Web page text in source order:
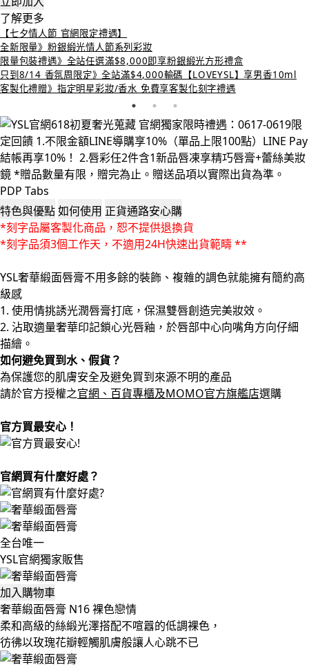
了解更多
【七夕情人節 官網限定禮遇】
全新限量》粉銀緞光情人節系列彩妝
限量包裝禮遇》全站任選滿$8,000即享粉銀緞光方形禮盒
只到8/14 香氛周限定》全站滿$4,000輸碼【LOVEYSL】享男香10ml
客製化禮贈》指定明星彩妝/香水 免費享客製化刻字禮遇
PDP Tabs
特色與優點如何使用 正貨通路安心購
*刻字品屬客製化商品，恕不提供退換貨
*刻字品須3個工作天，不適用24H快速出貨範疇 **
YSL奢華緞面唇膏不用多餘的裝飾、複雜的調色就能擁有簡約高
級感
1. 使用情挑誘光潤唇膏打底，保濕雙唇創造完美妝效。
2. 沾取適量奢華印記鎖心光唇釉，於唇部中心向嘴角方向仔細
描繪。
如何避免買到水、假貨？
為保護您的肌膚安全及避免買到來源不明的產品
請於官方授權之官網、百貨專櫃及MOMO官方旗艦店選購
官方買最安心！
官網買有什麼好處？
全台唯一
YSL官網獨家販售
加入購物車
奢華緞面唇膏 N16 裸色戀情
柔和高級的絲緞光澤搭配不喧囂的低調裸色，
彷彿以玫瑰花瓣輕觸肌膚般讓人心跳不已